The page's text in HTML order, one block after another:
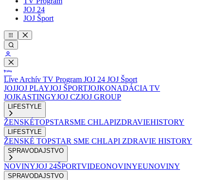
JOJ 24
JOJ Šport
Live Archív TV Program JOJ 24 JOJ Šport
JOJJOJ PLAYJOJ ŠPORTJOJKONADÁCIA TV
JOJKASTINGYJOJ CZJOJ GROUP
LIFESTYLE
ŽENSKÉTOPSTARSME CHLAPIZDRAVIEHISTORY
LIFESTYLE
ŽENSKÉ TOPSTAR SME CHLAPI ZDRAVIE HISTORY
SPRAVODAJSTVO
NOVINYJOJ 24ŠPORTVIDEONOVINYEUNOVINY
SPRAVODAJSTVO